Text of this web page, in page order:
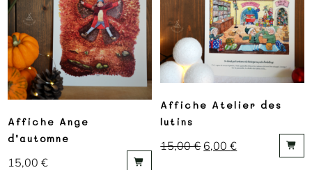
Affiche Atelier des
lutins
15,00€ 6,00€
Affiche Ange
d’automne
15,00€